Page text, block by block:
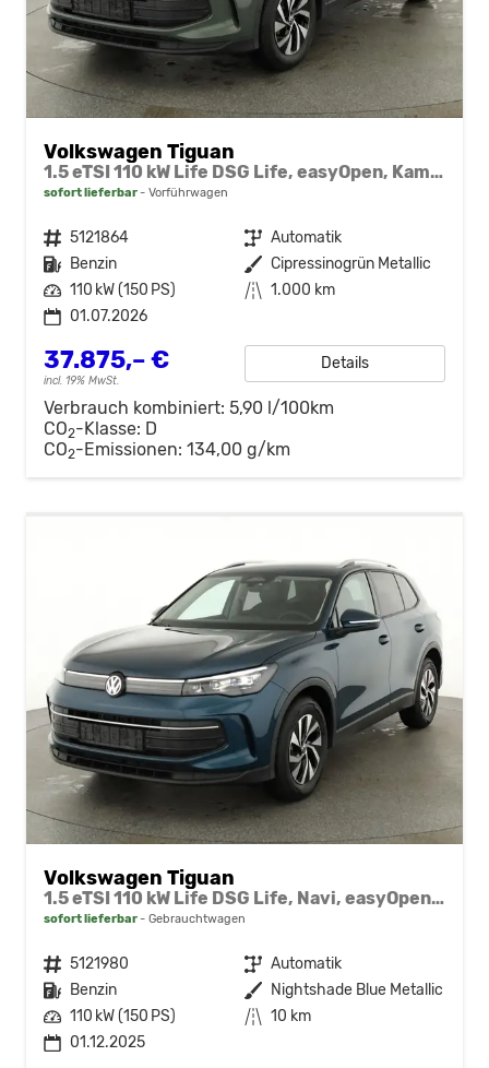
Volkswagen Tiguan
1.5 eTSI 110 kW Life DSG Life, easyOpen, Kamera, LED-Plus, Winterpaket
sofort lieferbar Vorführwagen
Fahrzeugnr. 5121864 Getriebe Automatik
Kraftstoff Benzin Außenfarbe Cipressinogrün Metallic
Leistung 110 kW (150 PS) Kilometerstand 1.000 km
01.07.2026
37.875,– €
incl. 19% MwSt.
Details
Verbrauch kombiniert: 5,90 l/100km
CO2-Klasse: D
CO2-Emissionen: 134,00 g/km
Volkswagen Tiguan
1.5 eTSI 110 kW Life DSG Life, Navi, easyOpen, Kamera, 5-J Garantie
sofort lieferbar Gebrauchtwagen
Fahrzeugnr. 5121980 Getriebe Automatik
Kraftstoff Benzin Außenfarbe Nightshade Blue Metallic
Leistung 110 kW (150 PS) Kilometerstand 10 km
01.12.2025